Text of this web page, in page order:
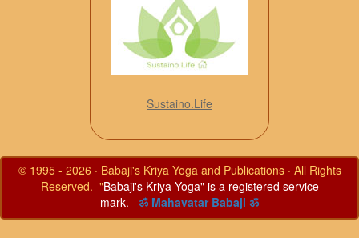
Sustaino.Life
© 1995 - 2026 · Babaji's Kriya Yoga and Publications · All Rights
Reserved. "Babaji's Kriya Yoga" is a registered service
mark.
ॐ Mahavatar Babaji ॐ